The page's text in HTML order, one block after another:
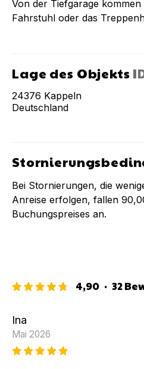
Von der Tiefgarage
Fahrstuhl oder das
Lage des Objekts
24376 Kappeln
Deutschland
Bei Stornierungen, die
Anreise erfolgen, fallen
Buchungspreises an.
4,90 · 32
Ina
Mai 2026